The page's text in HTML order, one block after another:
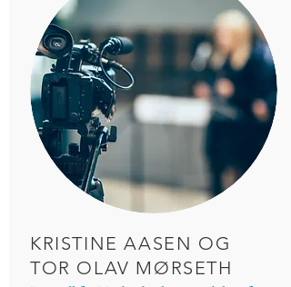
KRISTINE AASEN OG
TOR OLAV MØRSETH